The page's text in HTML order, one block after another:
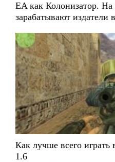
EA как Колонизатор.
зарабатывают издатели
Как лучше всего
1.6